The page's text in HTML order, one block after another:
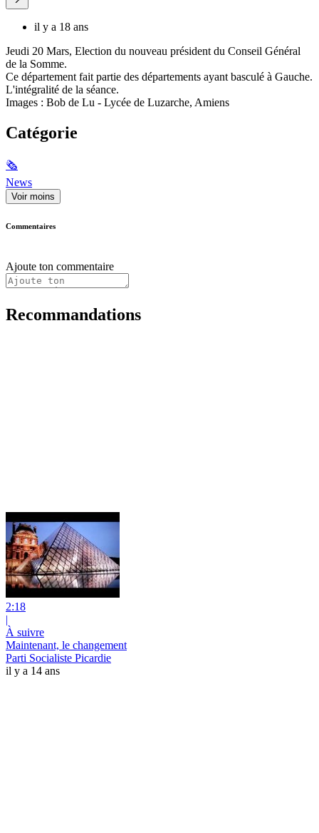
il y a 18 ans
Jeudi 20 Mars, Election du nouveau président du Conseil Général
de la Somme.
Ce département fait partie des départements ayant basculé à Gauche.
L'intégralité de la séance.
Images : Bob de Lu - Lycée de Luzarche, Amiens
Catégorie
🗞
News
Voir moins
Commentaires
Ajoute ton commentaire
Recommandations
2:18
|
À suivre
Maintenant, le changement
Parti Socialiste Picardie
il y a 14 ans